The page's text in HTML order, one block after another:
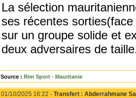
La sélection
ses récentes
sur un groupe solide et
deux adversaires de
Source : Rim Sport - Mauritanie
01/10/2025 16:22 - Transfert : Abderrahmane